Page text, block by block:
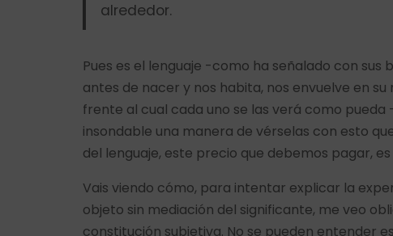
alrededor.
Pues es el lenguaje -como ha señalado con
antes de nacer y nos habita, nos envuelve en
frente al cual cada uno se las verá como
insondable una manera de vérselas con esto
del lenguaje, este precio que debemos pagar,
Vais viendo cómo, para intentar explicar la
objeto sin mediación del significante, me veo
constitución subjetiva. No se pueden entender